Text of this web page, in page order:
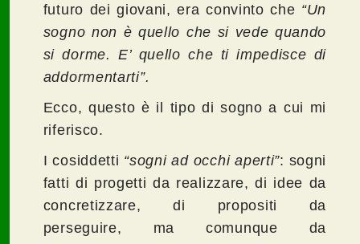
futuro dei giovani, era convinto che “Un
sogno non è quello che si vede quando
si dorme. E’ quello che ti impedisce di
addormentarti”.
Ecco, questo è il tipo di sogno a cui mi
riferisco.
I cosiddetti “sogni ad occhi aperti”: sogni
fatti di progetti da realizzare, di idee da
concretizzare, di propositi da
perseguire, ma comunque da